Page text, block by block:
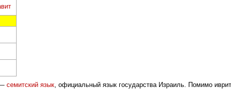
семитский язык, официальный язык государства Израиль. Помимо